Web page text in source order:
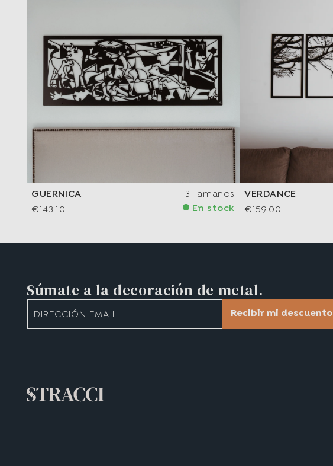
GUERNICA
€143.10
3 Tamaños
En stock
VERDANCE
€159.00
Súmate a la decoración de metal.
DIRECCIÓN EMAIL Recibir mi descuento